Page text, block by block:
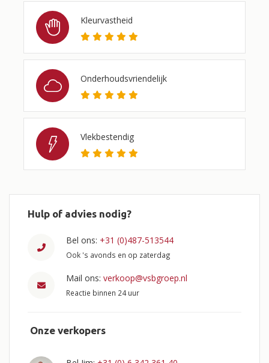
Kleurvastheid
Onderhoudsvriendelijk
Vlekbestendig
Hulp of advies nodig?
Bel ons: +31 (0)487-513544
Ook 's avonds en op zaterdag
Mail ons: verkoop@vsbgroep.nl
Reactie binnen 24 uur
Onze verkopers